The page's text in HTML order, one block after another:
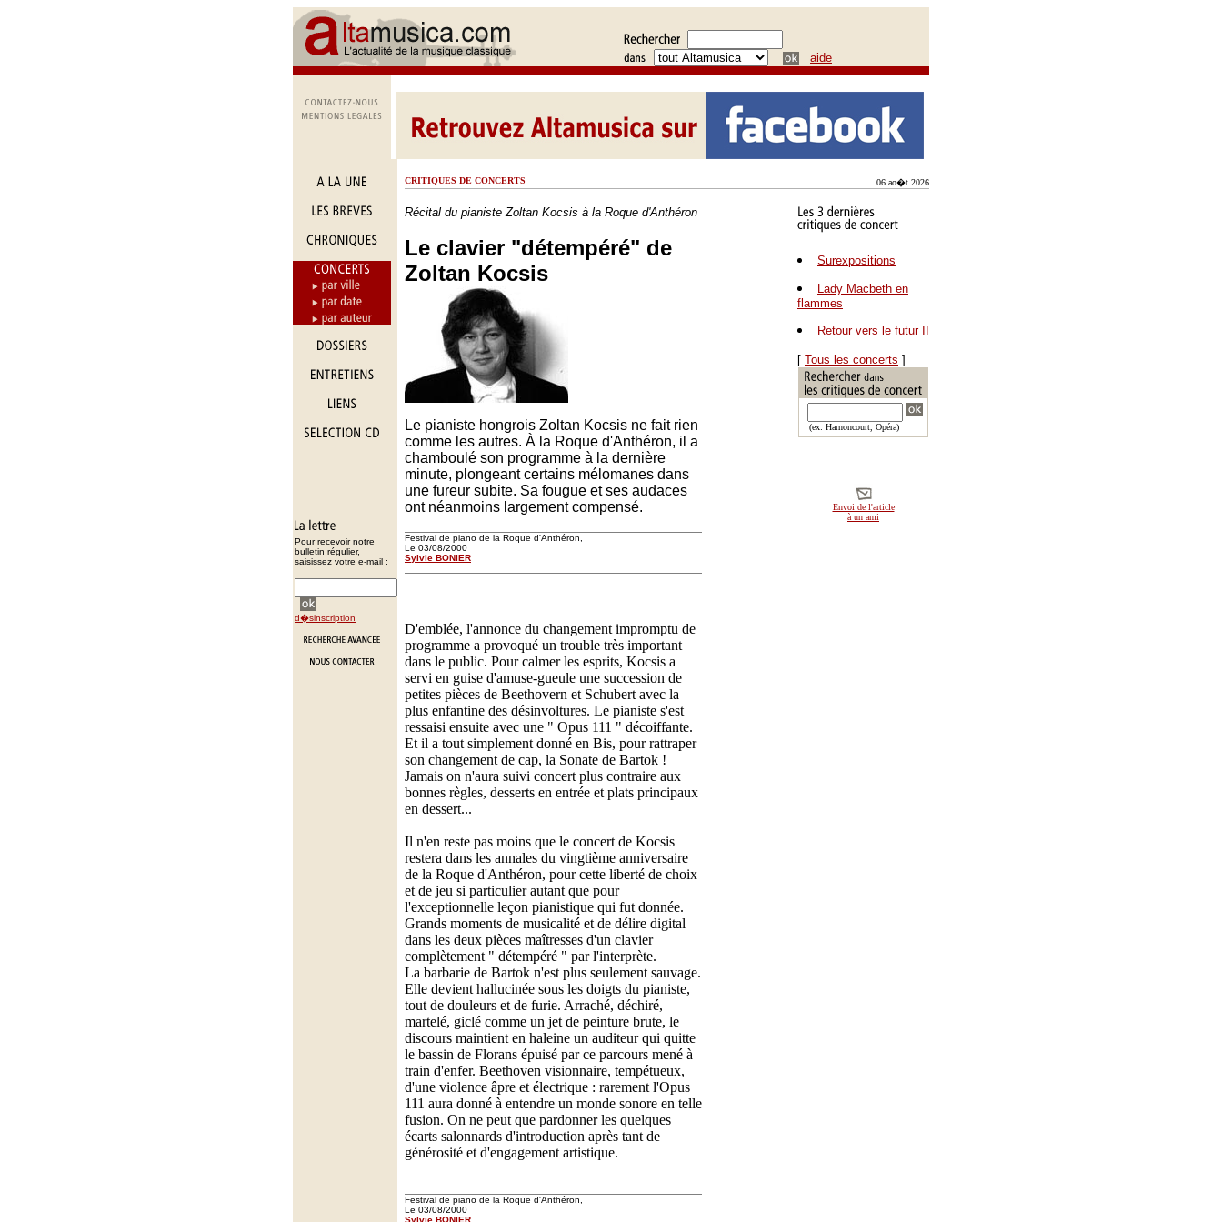
aide
Pour recevoir notre
bulletin régulier,
saisissez votre e-mail :
d�sinscription
CRITIQUES DE CONCERTS 06 ao�t 2026
Récital du pianiste Zoltan Kocsis à la Roque d'Anthéron
Le clavier "détempéré" de
Zoltan Kocsis
Le pianiste hongrois Zoltan Kocsis ne fait rien
comme les autres. À la Roque d'Anthéron, il a
chamboulé son programme à la dernière
minute, plongeant certains mélomanes dans
une fureur subite. Sa fougue et ses audaces
ont néanmoins largement compensé.
Festival de piano de la Roque d'Anthéron,
Le 03/08/2000
Sylvie BONIER
Surexpositions
Lady Macbeth en
flammes
Retour vers le futur II
[ Tous les concerts ]
(ex: Harnoncourt, Opéra)
Envoi de l'article
à un ami
D'emblée, l'annonce du changement impromptu de
programme a provoqué un trouble très important
dans le public. Pour calmer les esprits, Kocsis a
servi en guise d'amuse-gueule une succession de
petites pièces de Beethovern et Schubert avec la
plus enfantine des désinvoltures. Le pianiste s'est
ressaisi ensuite avec une " Opus 111 " décoiffante.
Et il a tout simplement donné en Bis, pour rattraper
son changement de cap, la Sonate de Bartok !
Jamais on n'aura suivi concert plus contraire aux
bonnes règles, desserts en entrée et plats principaux
en dessert...
Il n'en reste pas moins que le concert de Kocsis
restera dans les annales du vingtième anniversaire
de la Roque d'Anthéron, pour cette liberté de choix
et de jeu si particulier autant que pour
l'exceptionnelle leçon pianistique qui fut donnée.
Grands moments de musicalité et de délire digital
dans les deux pièces maîtresses d'un clavier
complètement " détempéré " par l'interprète.
La barbarie de Bartok n'est plus seulement sauvage.
Elle devient hallucinée sous les doigts du pianiste,
tout de douleurs et de furie. Arraché, déchiré,
martelé, giclé comme un jet de peinture brute, le
discours maintient en haleine un auditeur qui quitte
le bassin de Florans épuisé par ce parcours mené à
train d'enfer. Beethoven visionnaire, tempétueux,
d'une violence âpre et électrique : rarement l'Opus
111 aura donné à entendre un monde sonore en telle
fusion. On ne peut que pardonner les quelques
écarts salonnards d'introduction après tant de
générosité et d'engagement artistique.
Festival de piano de la Roque d'Anthéron,
Le 03/08/2000
Sylvie BONIER